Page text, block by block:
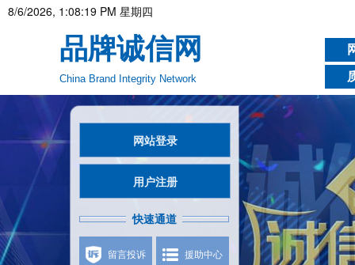
8/6/2026, 1:08:20 PM 星期四
品牌诚信网
China Brand Integrity Network
网站登录
用户注册
快速通道
留言投诉 援助中心